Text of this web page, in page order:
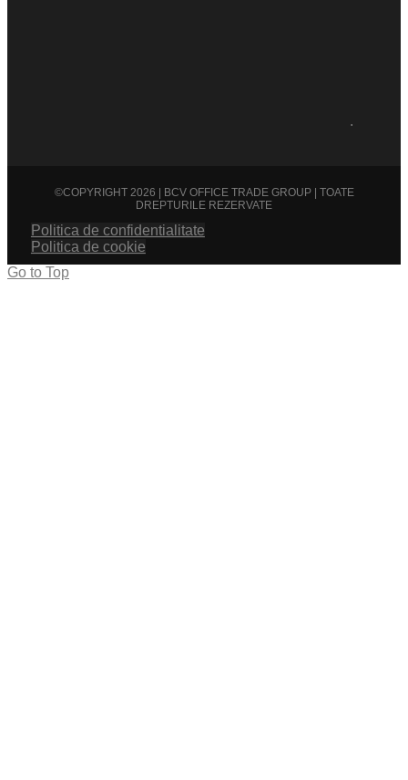
.
©COPYRIGHT 2026 | BCV OFFICE TRADE GROUP | TOATE
DREPTURILE REZERVATE
Politica de confidentialitate
Politica de cookie
Go to Top